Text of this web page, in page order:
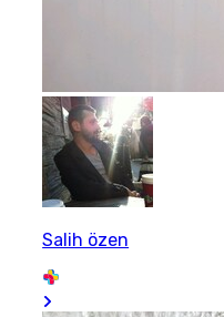
Salih özen